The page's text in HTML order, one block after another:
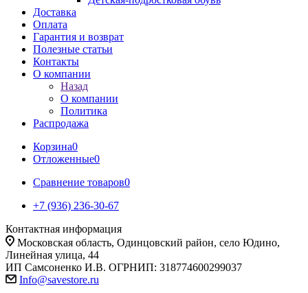
Доставка
Оплата
Гарантия и возврат
Полезные статьи
Контакты
О компании
Назад
О компании
Политика
Распродажа
Корзина0
Отложенные0
Сравнение товаров0
+7 (936) 236-30-67
Контактная информация
Московская область, Одинцовский район, село Юдино,
Линейная улица, 44
ИП Самсоненко И.В. ОГРНИП: 318774600299037
Info@savestore.ru